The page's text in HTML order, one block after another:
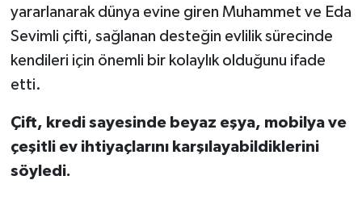
yararlanarak dünya evine giren Muhammet ve Eda
Sevimli çifti, sağlanan desteğin evlilik sürecinde
kendileri için önemli bir kolaylık olduğunu ifade
etti.
Çift, kredi sayesinde beyaz eşya, mobilya ve
çeşitli ev ihtiyaçlarını karşılayabildiklerini
söyledi.